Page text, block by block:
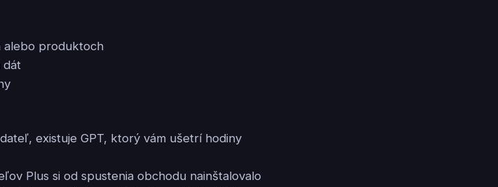
alebo produktoch
dát
existuje GPT, ktorý vám ušetrí hodiny
Plus si od spustenia obchodu nainštalovalo